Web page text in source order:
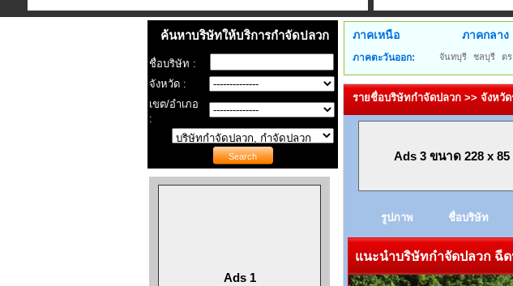
ค้นหาบริษัทให้บริการกำจัดปลวก
ชื่อบริษัท :
จังหวัด :
เขต/อำเภอ
:
Ads 1
ภาคเหนือ ภาคกลาง
ภาคตะวันออก: จันทบุรี ชลบุรี ต
รายชื่อบริษัทกำจัดปลวก >> จังหวัด
Ads 3 ขนาด 228 x 85
รูปภาพ ชื่อบริษัท
แนะนำบริษัทกำจัดปลวก ฉี